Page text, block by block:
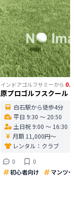
インドアゴルフサミーから
原プロゴルフスクール
白石駅から徒歩4分
平日 9:30 〜 20:50
土日祝 9:00 〜 16:30
月額 11,000円〜
レンタル： クラブ
0
0
初心者向け
マンツ